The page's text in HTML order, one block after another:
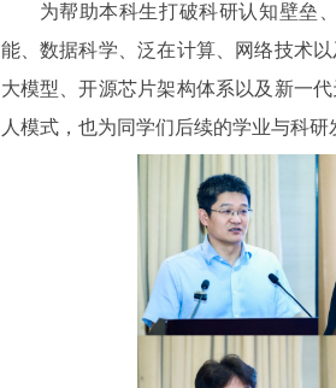
为帮助本科生打破科研认知壁垒
能、数据科学、泛在计算、网络技术
大模型、开源芯片架构体系以及新一
人模式，也为同学们后续的学业与科研